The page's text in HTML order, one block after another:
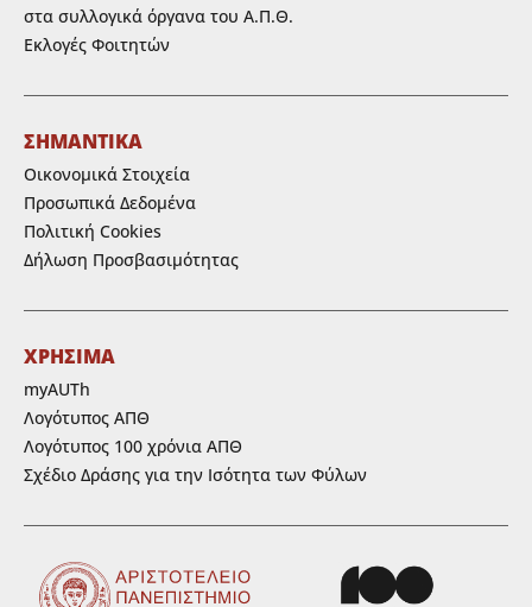
στα συλλογικά όργανα του Α.Π.Θ.
Εκλογές Φοιτητών
ΣΗΜΑΝΤΙΚΑ
Οικονομικά Στοιχεία
Προσωπικά Δεδομένα
Πολιτική Cookies
Δήλωση Προσβασιμότητας
ΧΡΗΣΙΜΑ
myAUTh
Λογότυπος ΑΠΘ
Λογότυπος 100 χρόνια ΑΠΘ
Σχέδιο Δράσης για την Ισότητα των Φύλων